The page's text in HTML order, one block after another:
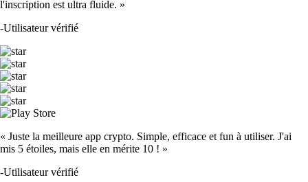
l'inscription est ultra fluide. »
-Utilisateur vérifié
« Juste la meilleure app crypto. Simple, efficace et fun à utiliser. J'ai
mis 5 étoiles, mais elle en mérite 10 ! »
-Utilisateur vérifié